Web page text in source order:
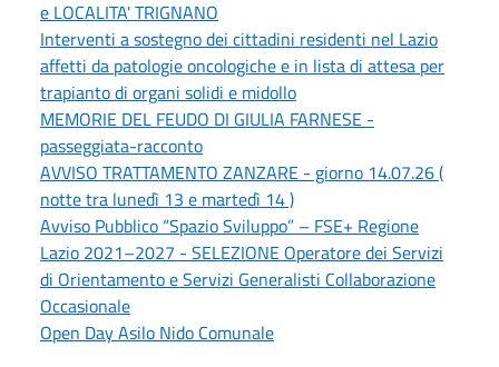
e LOCALITA' TRIGNANO
Interventi a sostegno dei cittadini residenti nel Lazio
affetti da patologie oncologiche e in lista di attesa per
trapianto di organi solidi e midollo
MEMORIE DEL FEUDO DI GIULIA FARNESE -
passeggiata-racconto
AVVISO TRATTAMENTO ZANZARE - giorno 14.07.26 (
notte tra lunedì 13 e martedì 14 )
Avviso Pubblico “Spazio Sviluppo” – FSE+ Regione
Lazio 2021–2027 - SELEZIONE Operatore dei Servizi
di Orientamento e Servizi Generalisti Collaborazione
Occasionale
Open Day Asilo Nido Comunale